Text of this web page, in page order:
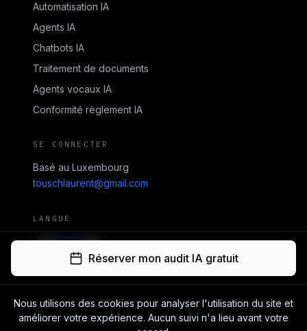
Réserver mon audit IA gratuit
Nous utilisons des cookies pour analyser l'utilisation du site et
améliorer votre expérience. Aucun suivi n'a lieu avant votre
Automatisation IA
Agents IA
Chatbots IA
Traitement de documents
Agents vocaux IA
Conformité règlement IA
SE CONNECTER
Basé au Luxembourg
touschlaurent@gmail.com
LANGUE
© 2026 20 More – Studio IA. Tous droits réservés.
Shelby Distribution SARL-S, agissant sous le nom 20 More